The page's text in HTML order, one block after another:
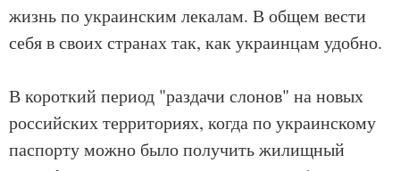
жизнь по украинским лекалам. В общем вести
себя в своих странах так, как украинцам удобно.
В короткий период "раздачи слонов" на новых
российских территориях, когда по украинскому
паспорту можно было получить жилищный